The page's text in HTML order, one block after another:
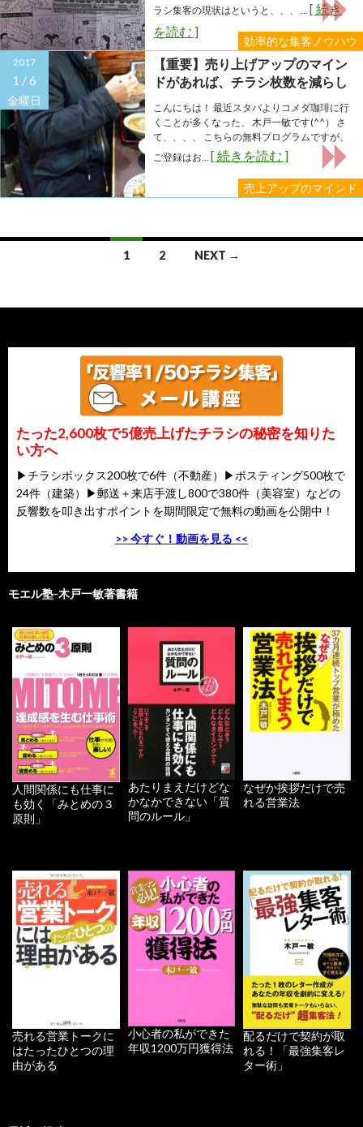
効率的な集客ノウハウ
ラシ集客の現状はというと、、、 ... [ 続き
を読む ]
2017
1 /6
金曜日
売上アップのマインド
【重要】売り上げアップのマイン
ドがあれば、チラシ枚数を減らし
ても反響アップ
こんにちは！ 最近スタバよりコメダ珈琲に行
くことが多くなった、 木戸一敏です(^^） さ
て、、、、 こちらの無料プログラムですが、
ご登録はお... [ 続きを読む ]
1 2 NEXT →
たった2,600枚で5億売上げたチラシの秘密を知りた
い方へ
▶チラシボックス200枚で6件（不動産）▶ポスティング500枚で
24件（建築）▶郵送＋来店手渡し800で380件（美容室）などの
反響数を叩き出すポイントを期間限定で無料の動画を公開中！
>> 今すぐ！動画を見る <<
モエル塾-木戸一敏著書籍
人間関係にも仕事に
も効く「みとめの３
原則」
あたりまえだけどな
かなかできない「質
問のルール」
なぜか挨拶だけで売
れる営業法
売れる営業トークに
はたったひとつの理
由がある
小心者の私ができた
年収1200万円獲得法
配るだけで契約が取
れる！「最強集客レ
ター術」